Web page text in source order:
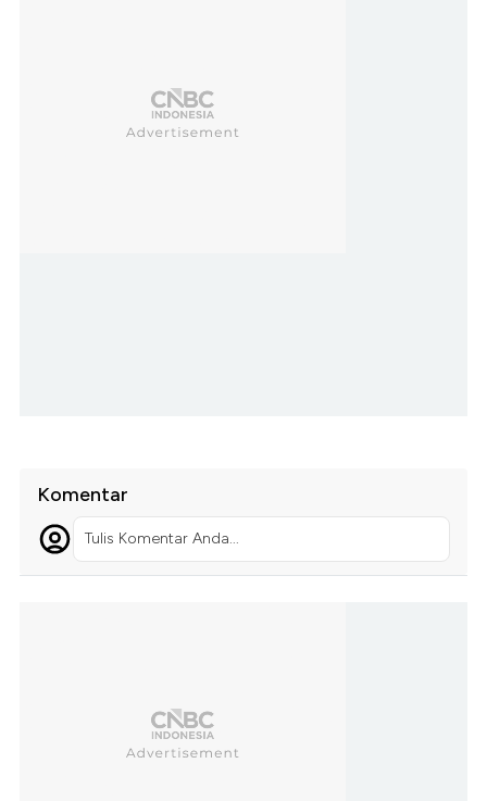
Komentar
Tulis Komentar Anda...